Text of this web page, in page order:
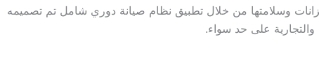
وسلامتها من خلال تطبيق نظام صيانة دوري شامل تم تصميمه
على حد سواء.